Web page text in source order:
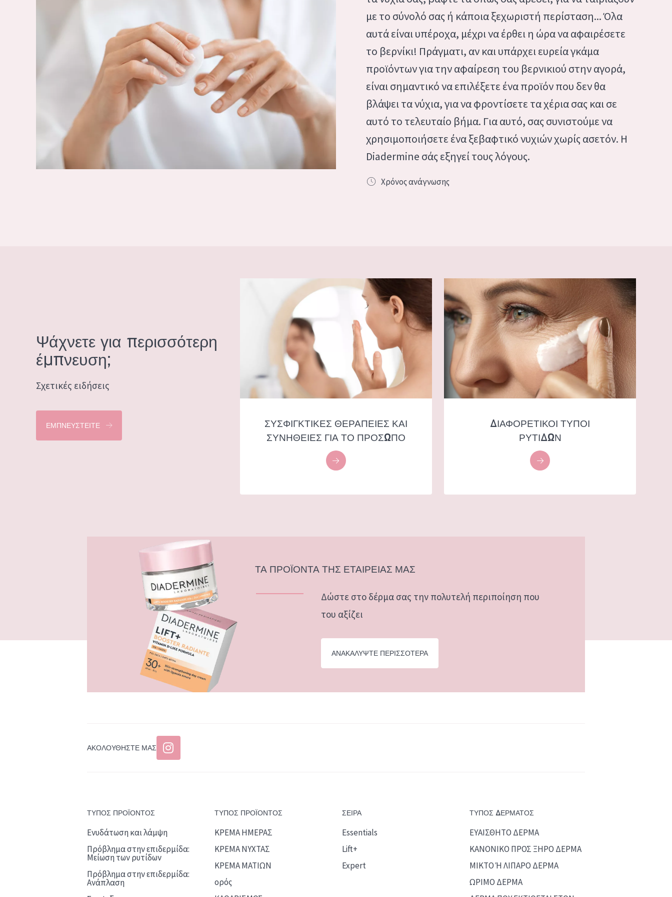
ΚΑΝΟΝΙΚΟ ΠΡΟΣ ΞΗΡΟ
ΜΙΚΤΟ Ή ΛΙΠΑΡΟ ΔΕΡΜΑ
ΩΡΙΜΟ ΔΕΡΜΑ
ΔΕΡΜΑ ΠΟΥ ΕΚΤΙΘΕΤΑΙ
ΣΤΟΝ ΗΛΙΟ
Δείτε όλα τα προϊόντα
με το σύνολό σας ή κάποια ξεχωριστή περίσταση... Όλα
αυτά είναι υπέροχα, μέχρι να έρθει η ώρα να αφαιρέσετε
το βερνίκι! Πράγματι, αν και υπάρχει ευρεία γκάμα
προϊόντων για την αφαίρεση του βερνικιού στην αγορά,
είναι σημαντικό να επιλέξετε ένα προϊόν που δεν θα
βλάψει τα νύχια, για να φροντίσετε τα χέρια σας και σε
αυτό το τελευταίο βήμα. Για αυτό, σας συνιστούμε να
χρησιμοποιήσετε ένα ξεβαφτικό νυχιών χωρίς ασετόν. Η
Diadermine σάς εξηγεί τους λόγους.
Χρόνος ανάγνωσης
Ψάχνετε για περισσότερη
έμπνευση;
Σχετικές ειδήσεις
ΕΜΠΝΕΥΣΤΕΊΤΕ
ΣΥΣΦΙΓΚΤΙΚΕΣ ΘΕΡΑΠΕΙΕΣ ΚΑΙ
ΣΥΝΗΘΕΙΕΣ ΓΙΑ ΤΟ ΠΡΟΣΩΠΟ
ΣΥΣΦΙΓΚΤΙΚΕΣ ΘΕΡΑΠΕΙΕΣ ΚΑΙ ΣΥΝΗΘΕΙΕΣ ΓΙΑ ΤΟ ΠΡΟΣΩΠΟ
ΔΙΑΦΟΡΕΤΙΚΟΙ ΤΥΠΟΙ
ΡΥΤΙΔΩΝ
ΔΙΑΦΟΡΕΤΙΚΟΙ ΤΥΠΟΙ ΡΥΤΙΔΩΝ
ΤΑ ΠΡΟΪΟΝΤΑ ΤΗΣ ΕΤΑΙΡΕΙΑΣ ΜΑΣ
Δώστε στο δέρμα σας την πολυτελή περιποίηση που
του αξίζει
ΑΝΑΚΑΛΥΨΤΕ ΠΕΡΙΣΣΟΤΕΡΑ
ΑΚΟΛΟΥΘΉΣΤΕ ΜΑΣ
ΤΥΠΟΣ ΠΡΟΪΟΝΤΟΣ
Ενυδάτωση και λάμψη
Πρόβλημα στην επιδερμίδα:
Μείωση των ρυτίδων
Πρόβλημα στην επιδερμίδα:
Ανάπλαση
ΤΥΠΟΣ ΠΡΟΪΟΝΤΟΣ
ΚΡΕΜΑ ΗΜΕΡΑΣ
ΚΡΕΜΑ ΝΥΧΤΑΣ
ΚΡΕΜΑ ΜΑΤΙΩΝ
ορός
ΣΕΙΡΑ
Essentials
Lift+
Expert
ΤΥΠΟΣ ΔΕΡΜΑΤΟΣ
ΕΥΑΙΣΘΗΤΟ ΔΕΡΜΑ
ΚΑΝΟΝΙΚΟ ΠΡΟΣ ΞΗΡΟ ΔΕΡΜΑ
ΜΙΚΤΟ Ή ΛΙΠΑΡΟ ΔΕΡΜΑ
ΩΡΙΜΟ ΔΕΡΜΑ